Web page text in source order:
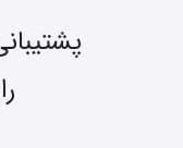
پشتیبانی 24